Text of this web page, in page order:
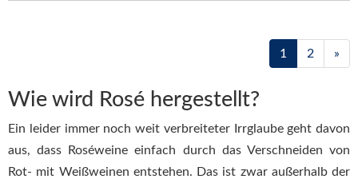
1 2 »
Wie wird Rosé hergestellt?
Ein leider immer noch weit verbreiteter Irrglaube geht davon
aus, dass Roséweine einfach durch das Verschneiden von
Rot- mit Weißweinen entstehen. Das ist zwar außerhalb der